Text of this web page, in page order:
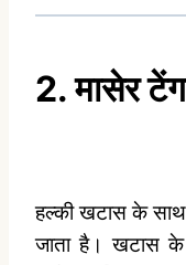
2. मासेर
हल्की खटास के साथ
जाता है। खटास के